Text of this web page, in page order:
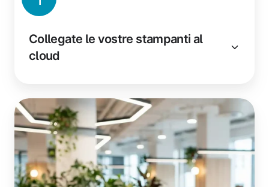
Collegate le vostre stampanti al
cloud